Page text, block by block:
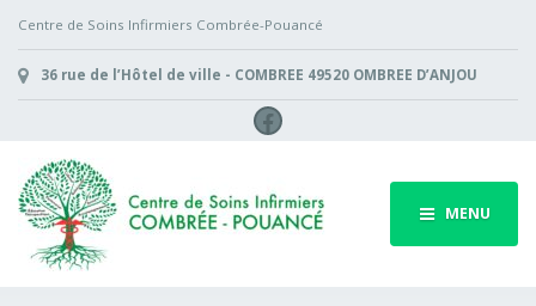
Centre de Soins Infirmiers Combrée-Pouancé
36 rue de l’Hôtel de ville - COMBREE 49520 OMBREE D’ANJOU
Facebook
MENU